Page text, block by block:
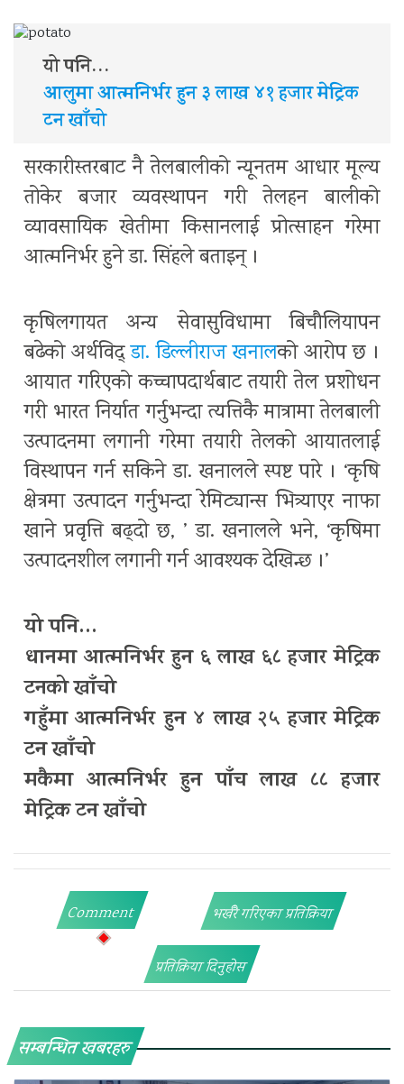
यो पनि…
आलुमा आत्मनिर्भर हुन ३ लाख ४१ हजार मेट्रिक
टन खाँचो
सरकारीस्तरबाट नै तेलबालीको न्यूनतम आधार मूल्य
तोकेर बजार व्यवस्थापन गरी तेलहन बालीको
व्यावसायिक खेतीमा किसानलाई प्रोत्साहन गरेमा
आत्मनिर्भर हुने डा. सिंहले बताइन् ।
कृषिलगायत अन्य सेवासुविधामा बिचौलियापन
बढेको अर्थविद्डा. डिल्लीराज खनालको आरोप छ ।
आयात गरिएको कच्चापदार्थबाट तयारी तेल प्रशोधन
गरी भारत निर्यात गर्नुभन्दा त्यत्तिकै मात्रामा तेलबाली
उत्पादनमा लगानी गरेमा तयारी तेलको आयातलाई
विस्थापन गर्न सकिने डा. खनालले स्पष्ट पारे । ‘कृषि
क्षेत्रमा उत्पादन गर्नुभन्दा रेमिट्यान्स भित्र्याएर नाफा
खाने प्रवृत्ति बढ्दो छ, ’ डा. खनालले भने, ‘कृषिमा
उत्पादनशील लगानी गर्न आवश्यक देखिन्छ ।’
यो पनि…
धानमा आत्मनिर्भर हुन ६ लाख ६८ हजार मेट्रिक
टनको खाँचो
गहुँमा आत्मनिर्भर हुन ४ लाख २५ हजार मेट्रिक
टन खाँचो
मकैमा आत्मनिर्भर हुन पाँच लाख ८८ हजार
मेट्रिक टन खाँचो
Comment भर्खरै गरिएका प्रतिक्रिया
प्रतिक्रिया दिनुहोस
सम्बन्धित खबरहरु